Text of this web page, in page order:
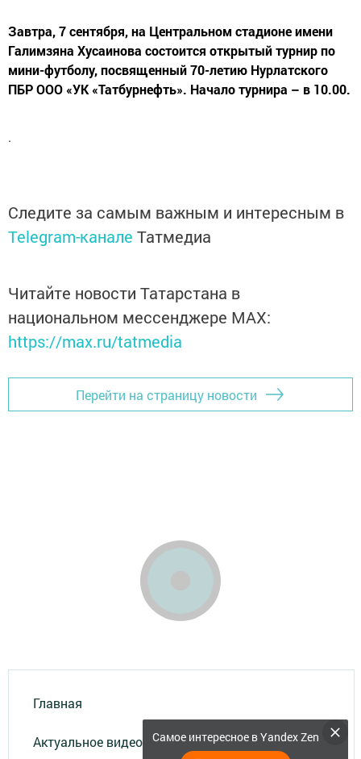
Завтра, 7 сентября, на Центральном стадионе имени
Галимзяна Хусаинова состоится открытый турнир по
мини-футболу, посвященный 70-летию Нурлатского
ПБР ООО «УК «Татбурнефть». Начало турнира – в 10.00.
.
Следите за самым важным и интересным в
Telegram-канале Татмедиа
Читайте новости Татарстана в
национальном мессенджере MАХ:
https://max.ru/tatmedia
Перейти на страницу новости
Главная
Актуальное видео Самое интересное в Yandex Zen